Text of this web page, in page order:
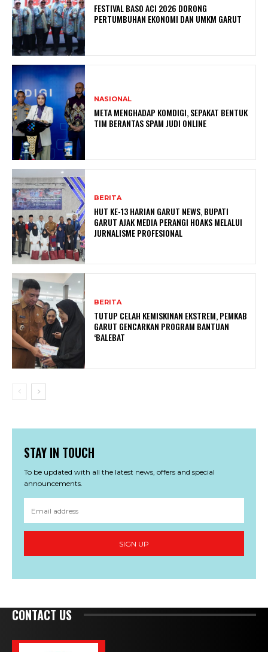
FESTIVAL BASO ACI 2026 DORONG
PERTUMBUHAN EKONOMI DAN UMKM GARUT
NASIONAL
META MENGHADAP KOMDIGI, SEPAKAT BENTUK
TIM BERANTAS SPAM JUDI ONLINE
BERITA
HUT KE-13 HARIAN GARUT NEWS, BUPATI
GARUT AJAK MEDIA PERANGI HOAKS MELALUI
JURNALISME PROFESIONAL
BERITA
TUTUP CELAH KEMISKINAN EKSTREM, PEMKAB
GARUT GENCARKAN PROGRAM BANTUAN
‘BALEBAT
STAY IN TOUCH
To be updated with all the latest news, offers and special
announcements.
SIGN UP
CONTACT US